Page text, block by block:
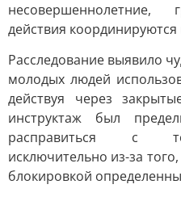
действия
Расследование выявило
молодых людей
действуя через
инструктаж был
расправиться с
исключительно из-за
блокировкой